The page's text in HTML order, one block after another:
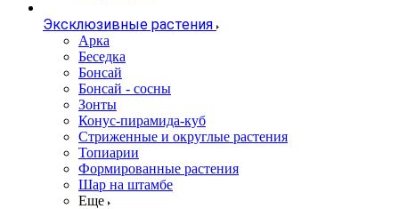
Эксклюзивные растения
Арка
Беседка
Бонсай
Бонсай - сосны
Зонты
Конус-пирамида-куб
Стриженные и округлые растения
Топиарии
Формированные растения
Шар на штамбе
Еще